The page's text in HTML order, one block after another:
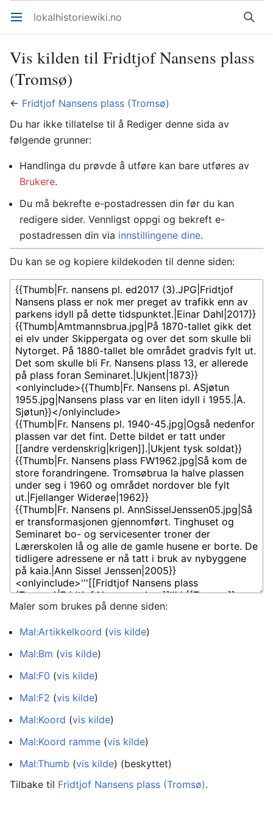
Åpne hovedmenyen lokalhistoriewiki.no Søk
Vis kilden til Fridtjof Nansens plass
(Tromsø)
← Fridtjof Nansens plass (Tromsø)
Du har ikke tillatelse til å Rediger denne sida av
følgende grunner:
Handlinga du prøvde å utføre kan bare utføres av
Brukere.
Du må bekrefte e-postadressen din før du kan
redigere sider. Vennligst oppgi og bekreft e-
postadressen din via innstillingene dine.
Du kan se og kopiere kildekoden til denne siden:
Maler som brukes på denne siden:
Mal:Artikkelkoord (vis kilde)
Mal:Bm (vis kilde)
Mal:F0 (vis kilde)
Mal:F2 (vis kilde)
Mal:Koord (vis kilde)
Mal:Koord ramme (vis kilde)
Mal:Thumb (vis kilde) (beskyttet)
Tilbake til Fridtjof Nansens plass (Tromsø).